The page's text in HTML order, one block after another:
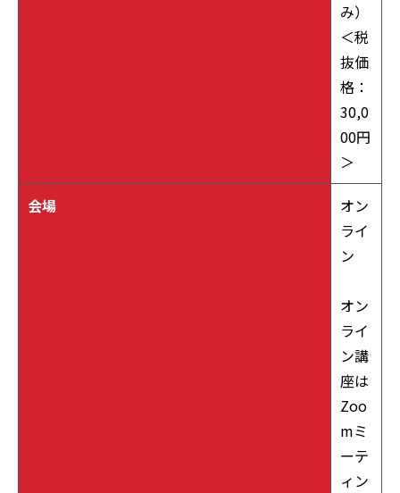
み）
＜税
抜価
格：
30,0
00円
＞
会場
オン
ライ
ン
オン
ライ
ン講
座は
Zoo
mミ
ーテ
ィン